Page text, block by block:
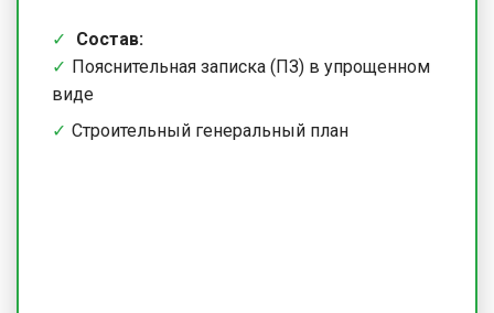
Состав:
Пояснительная записка (ПЗ) в упрощенном
виде
Строительный генеральный план